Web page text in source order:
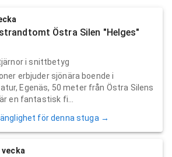
Östra Silen "Helges"
i snittbetyg
erbjuder sjönära boende i
Egenäs, 50 meter från Östra Silens
en fantastisk fi...
för denna stuga →
vecka